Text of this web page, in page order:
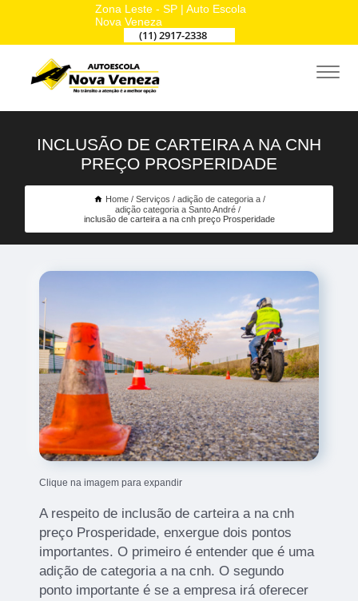
Zona Leste - SP | Auto Escola
Nova Veneza
(11) 2917-2338
INCLUSÃO DE CARTEIRA A NA CNH
PREÇO PROSPERIDADE
Home Serviços
adição de categoria a
adição categoria a Santo André
inclusão de carteira a na cnh preço Prosperidade
Clique na imagem para expandir
A respeito de inclusão de carteira a na cnh
preço Prosperidade, enxergue dois pontos
importantes. O primeiro é entender que é uma
adição de categoria a na cnh. O segundo
ponto importante é se a empresa irá oferecer